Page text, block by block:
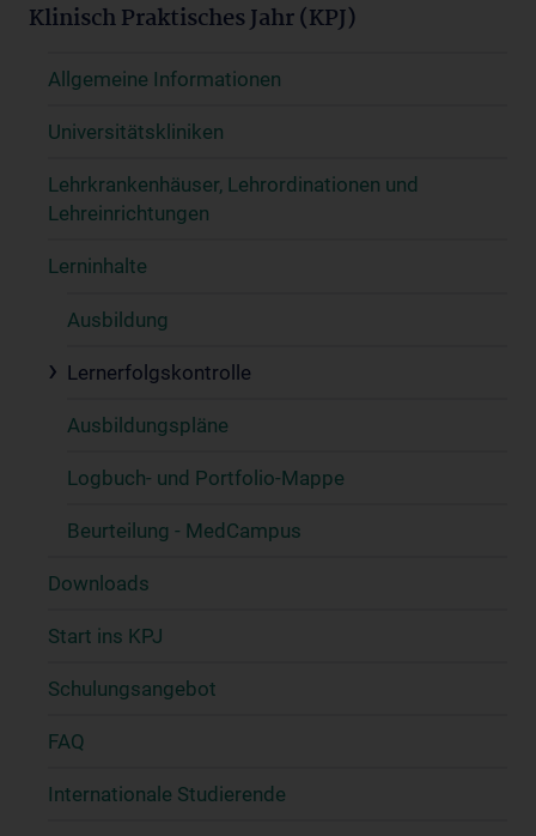
Klinisch Praktisches Jahr (KPJ)
Allgemeine Informationen
Universitätskliniken
Lehrkrankenhäuser, Lehrordinationen und
Lehreinrichtungen
Lerninhalte
Ausbildung
Lernerfolgskontrolle
Ausbildungspläne
Logbuch- und Portfolio-Mappe
Beurteilung - MedCampus
Downloads
Start ins KPJ
Schulungsangebot
FAQ
Internationale Studierende